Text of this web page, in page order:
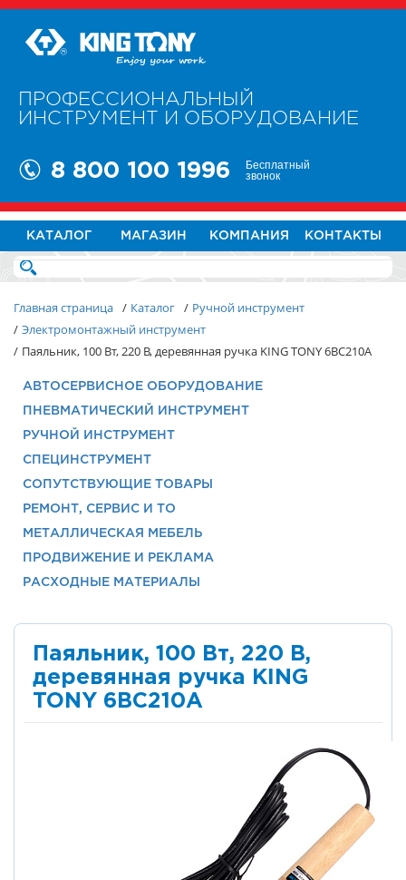
ПРОФЕССИОНАЛЬНЫЙ
ИНСТРУМЕНТ И ОБОРУДОВАНИЕ
8 800 100 1996 Бесплатный
звонок
КАТАЛОГ МАГАЗИН КОМПАНИЯ КОНТАКТЫ
Главная страница / Каталог / Ручной инструмент
/ Электромонтажный инструмент
/ Паяльник, 100 Вт, 220 В, деревянная ручка KING TONY 6BC210A
АВТОСЕРВИСНОЕ ОБОРУДОВАНИЕ
ПНЕВМАТИЧЕСКИЙ ИНСТРУМЕНТ
РУЧНОЙ ИНСТРУМЕНТ
СПЕЦИНСТРУМЕНТ
СОПУТСТВУЮЩИЕ ТОВАРЫ
РЕМОНТ, СЕРВИС И ТО
МЕТАЛЛИЧЕСКАЯ МЕБЕЛЬ
ПРОДВИЖЕНИЕ И РЕКЛАМА
РАСХОДНЫЕ МАТЕРИАЛЫ
Паяльник, 100 Вт, 220 В,
деревянная ручка KING
TONY 6BC210A